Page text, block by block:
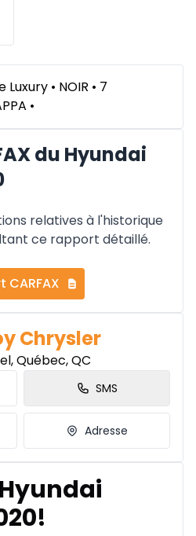
• NOIR • 7
•
du Hyundai
relatives à l'historique
ce rapport détaillé.
Chrysler
Québec, QC
SMS
Adresse